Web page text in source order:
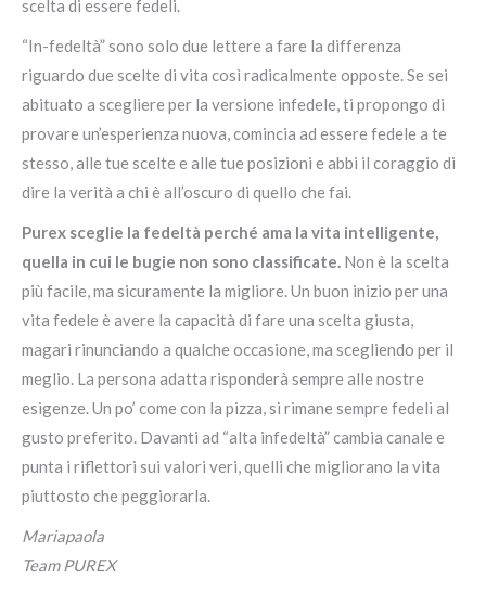
scelta di essere fedeli.
“In-fedeltà” sono solo due lettere a fare la differenza
riguardo due scelte di vita così radicalmente opposte. Se sei
abituato a scegliere per la versione infedele, ti propongo di
provare un’esperienza nuova, comincia ad essere fedele a te
stesso, alle tue scelte e alle tue posizioni e abbi il coraggio di
dire la verità a chi è all’oscuro di quello che fai.
Purex sceglie la fedeltà perché ama la vita intelligente,
quella in cui le bugie non sono classificate. Non è la scelta
più facile, ma sicuramente la migliore. Un buon inizio per una
vita fedele è avere la capacità di fare una scelta giusta,
magari rinunciando a qualche occasione, ma scegliendo per il
meglio. La persona adatta risponderà sempre alle nostre
esigenze. Un po’ come con la pizza, si rimane sempre fedeli al
gusto preferito. Davanti ad “alta infedeltà” cambia canale e
punta i riflettori sui valori veri, quelli che migliorano la vita
piuttosto che peggiorarla.
Mariapaola
Team PUREX